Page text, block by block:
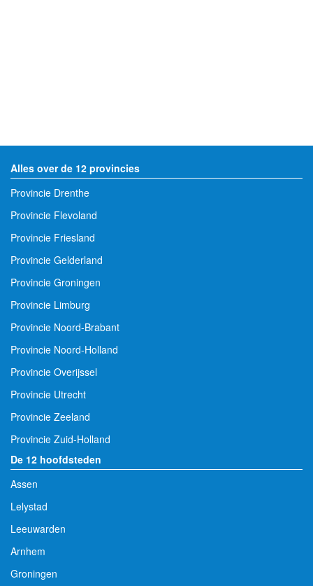
Alles over de 12 provincies
Provincie Drenthe
Provincie Flevoland
Provincie Friesland
Provincie Gelderland
Provincie Groningen
Provincie Limburg
Provincie Noord-Brabant
Provincie Noord-Holland
Provincie Overijssel
Provincie Utrecht
Provincie Zeeland
Provincie Zuid-Holland
De 12 hoofdsteden
Assen
Lelystad
Leeuwarden
Arnhem
Groningen